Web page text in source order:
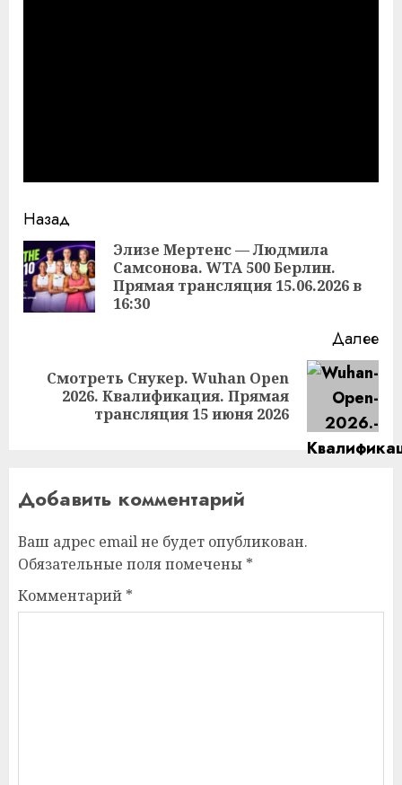
Продолжить
чтение
Назад
Элизе Мертенс — Людмила
Самсонова. WTA 500 Берлин.
Прямая трансляция 15.06.2026 в
16:30
Далее
Следующая
Смотреть Снукер. Wuhan Open
2026. Квалификация. Прямая
трансляция 15 июня 2026
Добавить комментарий
Ваш адрес email не будет опубликован.
Обязательные поля помечены *
Комментарий *